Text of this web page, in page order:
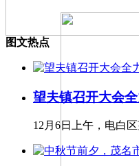
图文热点
望夫镇召开大会
12月6日上午，电白